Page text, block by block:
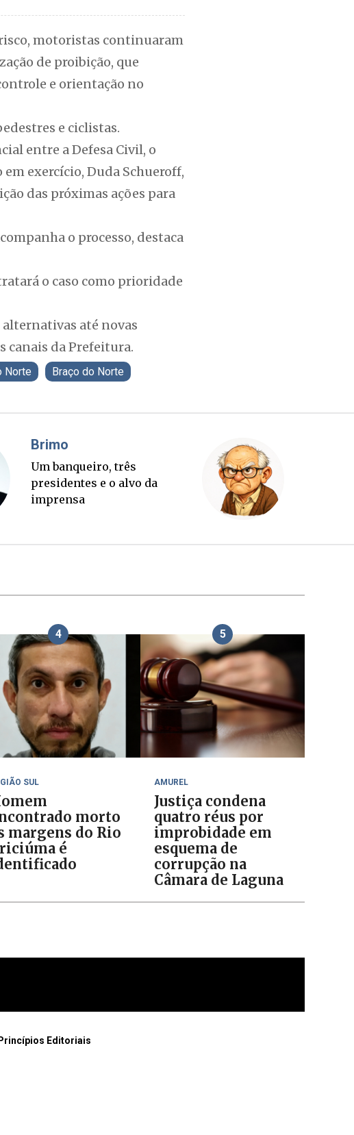
motoristas continuaram
de proibição, que
e orientação no
e ciclistas.
entre a Defesa Civil, o
exercício, Duda Schueroff,
das próximas ações para
o processo, destaca
o caso como prioridade
até novas
canais da Prefeitura.
Norte Braço do Norte
Cláudio Prisco Paraíso
Sorte lançada e tabuleiro
sucessório completo para
outubro
4
SUL
morto
margens do Rio
é
5
AMUREL
Justiça condena
quatro réus por
improbidade em
esquema de
corrupção na
Câmara de Laguna
Princípios Editoriais